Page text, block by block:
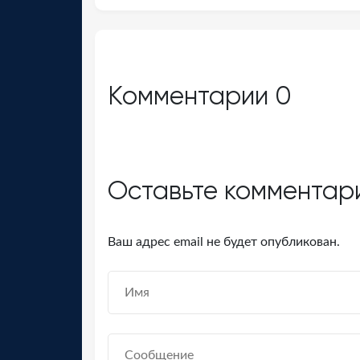
Комментарии 0
Оставьте
Ваш адрес email не будет опубликован.